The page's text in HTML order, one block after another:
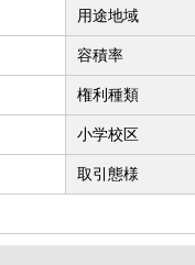
用途地域
容積率
権利種類
小学校区
取引態様